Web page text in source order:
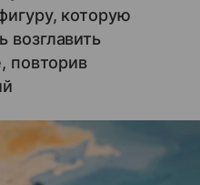
которую
повторив